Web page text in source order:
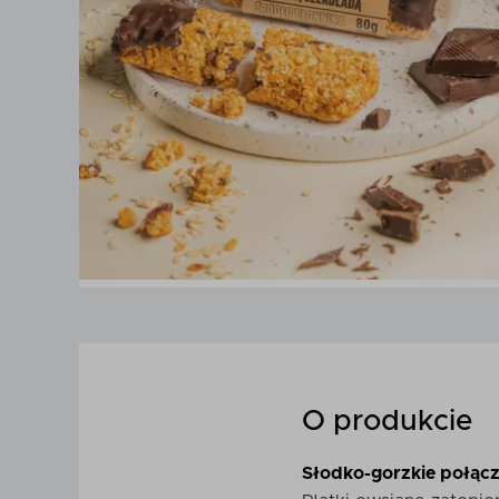
O produkcie
Słodko-gorzkie